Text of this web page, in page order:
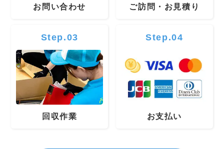
お問い合わせ ご訪問・お見積り
Step.03
回収作業
Step.04
お支払い